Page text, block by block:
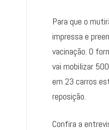
Para que o
impressa e
vacinação. O
vai mobilizar
em 23 carros
reposição.
Confira a